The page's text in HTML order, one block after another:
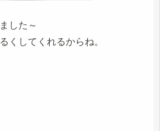
した～
くしてくれるからね。